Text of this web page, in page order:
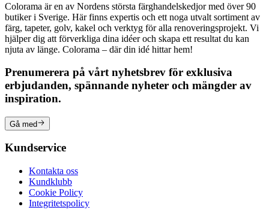
Colorama är en av Nordens största färghandelskedjor med över 90
butiker i Sverige. Här finns expertis och ett noga utvalt sortiment av
färg, tapeter, golv, kakel och verktyg för alla renoveringsprojekt. Vi
hjälper dig att förverkliga dina idéer och skapa ett resultat du kan
njuta av länge. Colorama – där din idé hittar hem!
Prenumerera på vårt nyhetsbrev för exklusiva
erbjudanden, spännande nyheter och mängder av
inspiration.
Gå med
Kundservice
Kontakta oss
Kundklubb
Cookie Policy
Integritetspolicy